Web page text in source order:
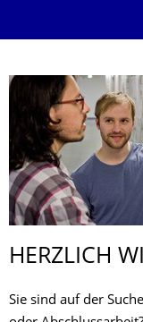
HERZLICH
Sie sind auf der